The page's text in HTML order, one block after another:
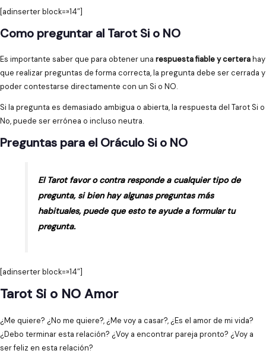
[adinserter block=»14″]
Como preguntar al Tarot Si o NO
Es importante saber que para obtener una respuesta fiable y certerahay
que realizar preguntas de forma correcta, la pregunta debe ser cerrada y
poder contestarse directamente con un Si o NO.
Si la pregunta es demasiado ambigua o abierta, la respuesta del Tarot Si o
No, puede ser errónea o incluso neutra.
Preguntas para el Oráculo Si o NO
El Tarot favor o contra responde a cualquier tipo de
pregunta, si bien hay algunas preguntas más
habituales, puede que esto te ayude a formular tu
pregunta.
[adinserter block=»14″]
Tarot Si o NO Amor
¿Me quiere? ¿No me quiere?, ¿Me voy a casar?, ¿Es el amor de mi vida?
¿Debo terminar esta relación? ¿Voy a encontrar pareja pronto? ¿Voy a
ser feliz en esta relación?